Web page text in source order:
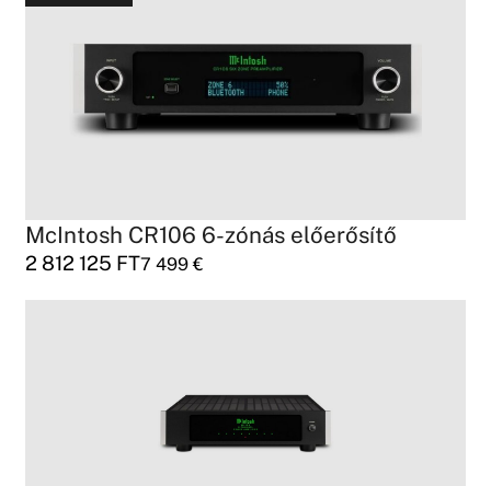
McIntosh CR106 6-zónás előerősítő
2 812 125 FT7 499€